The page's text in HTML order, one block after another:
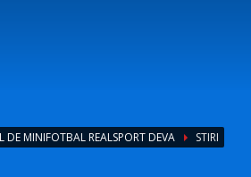
MINIFOTBAL REALSPORT DEVA STIRI